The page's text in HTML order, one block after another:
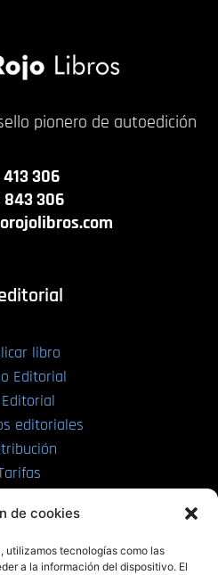
de cookies
utilizamos tecnologías como las
a la información del dispositivo. El
pionero de autoedición
413 306
843 306
libro
Editorial
editoriales